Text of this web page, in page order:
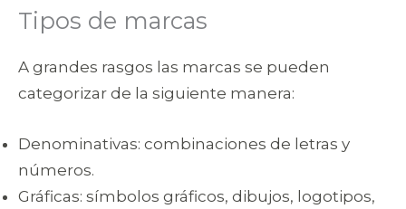
Tipos de marcas
A grandes rasgos las marcas se pueden
categorizar de la siguiente manera:
Denominativas: combinaciones de letras y
números.
Gráficas: símbolos gráficos, dibujos, logotipos,